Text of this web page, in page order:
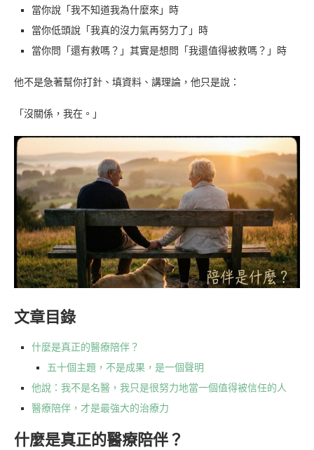
當你說「我不知道我為什麼來」時
當你低頭說「我真的沒力氣再努力了」時
當你問「還有救嗎？」其實是想問「我還值得被救嗎？」時
他不是急著幫你打針、填資料、講理論，他只是說：
「沒關係，我在。」
文章目錄
什麼是真正的醫療陪伴？
五十個主題，不是成果，是一個聲明
他說：我不是名醫，我只是很努力地當一個值得被信任的人
醫療陪伴，才是最強大的治療力
什麼是真正的醫療陪伴？